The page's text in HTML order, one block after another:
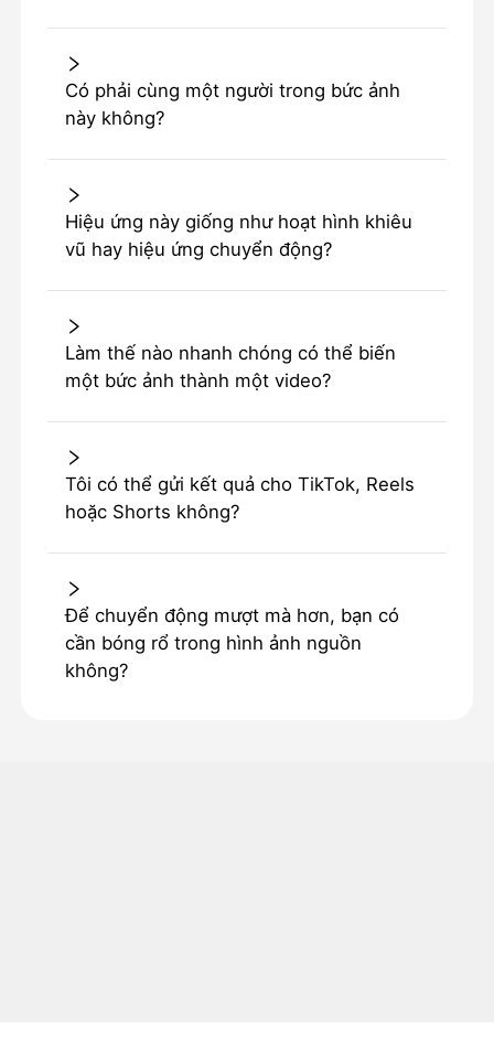
Có phải cùng một người trong bức ảnh
này không?
Hiệu ứng này giống như hoạt hình khiêu
vũ hay hiệu ứng chuyển động?
Làm thế nào nhanh chóng có thể biến
một bức ảnh thành một video?
Tôi có thể gửi kết quả cho TikTok, Reels
hoặc Shorts không?
Để chuyển động mượt mà hơn, bạn có
cần bóng rổ trong hình ảnh nguồn
không?